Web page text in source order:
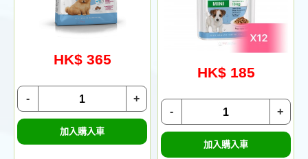
HK$ 365
+
-
加入購入車
HK$ 185
+
-
加入購入車